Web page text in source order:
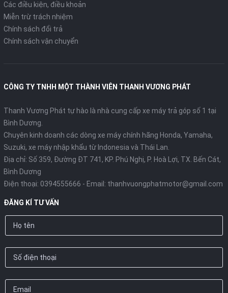
Các điều kiện, điều khoản
Miễn trừ trách nhiệm
Chính sách đổi trả
Chính sách vận chuyển
CÔNG TY TNHH MỘT THÀNH VIÊN THANH VƯƠNG PHÁT
Thanh Vương Phát tự hào là nhà cung cấp xe máy trả góp số 1 tại
Bình Dương.
Chuyên kinh doanh các dòng xe máy chính hãng Honda, Yamaha,
Suzuki, xe máy nhập khẩu từ Indonesia và Thái Lan.
Địa chỉ: Số 359, Đường ĐT 741, KP. Phú Nghị, P. Hoà Lợi, TX. Bến Cát,
Bình Dương
Điện thoại: 0394555666 - Email: thanhvuongphatmotor@gmail.com
ĐĂNG KÍ TƯ VẤN